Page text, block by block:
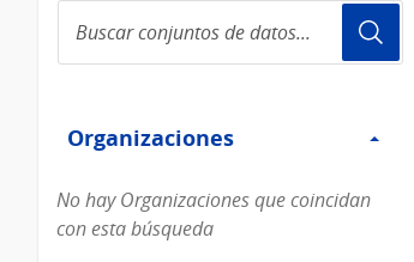
conjuntos
de
Organizaciones
Organizaciones
No hay Organizaciones que coincidan
con esta búsqueda